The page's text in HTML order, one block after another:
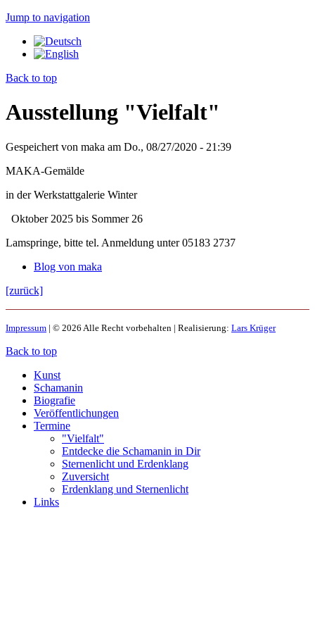
Jump to navigation
Back to top
Ausstellung "Vielfalt"
Gespeichert von maka am Do., 08/27/2020 - 21:39
MAKA-Gemälde
in der Werkstattgalerie Winter
Oktober 2025 bis Sommer 26
Lamspringe, bitte tel. Anmeldung unter 05183 2737
Blog von maka
[zurück]
Impressum | © 2026 Alle Recht vorbehalten | Realisierung: Lars Krüger
Back to top
Kunst
Schamanin
Biografie
Veröffentlichungen
Termine
"Vielfalt"
Entdecke die Schamanin in Dir
Sternenlicht und Erdenklang
Zuversicht
Erdenklang und Sternenlicht
Links